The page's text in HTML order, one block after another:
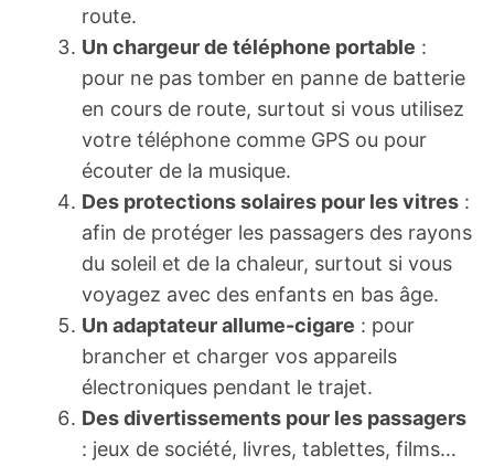
route.
Un chargeur de téléphone portable :
pour ne pas tomber en panne de batterie
en cours de route, surtout si vous utilisez
votre téléphone comme GPS ou pour
écouter de la musique.
Des protections solaires pour les vitres :
afin de protéger les passagers des rayons
du soleil et de la chaleur, surtout si vous
voyagez avec des enfants en bas âge.
Un adaptateur allume-cigare : pour
brancher et charger vos appareils
électroniques pendant le trajet.
Des divertissements pour les passagers
: jeux de société, livres, tablettes, films…